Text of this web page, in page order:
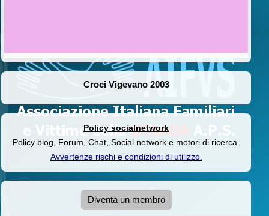
Croci Vigevano 2003
Policy socialnetwork
Policy blog, Forum, Chat, Social network e motori di ricerca.
Avvertenze rischi e condizioni di utilizzo.
Diventa un membro